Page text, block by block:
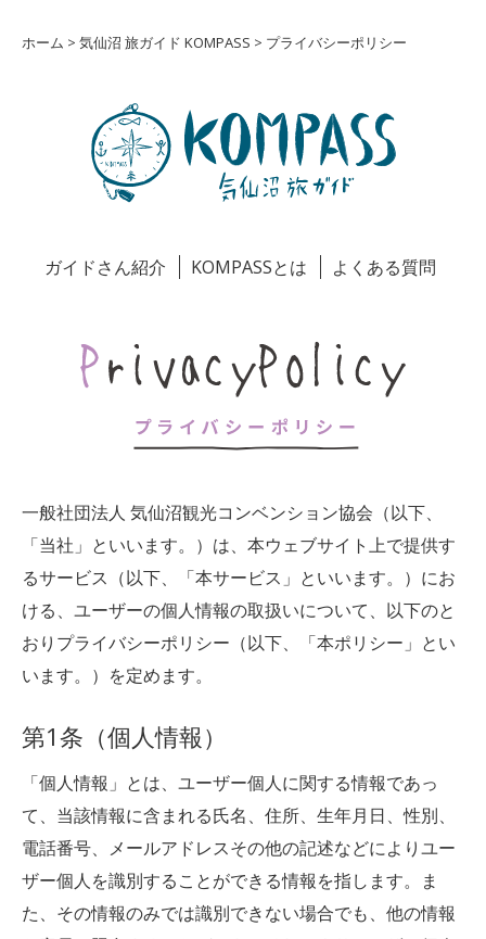
ホーム > 気仙沼 旅ガイド KOMPASS > プライバシーポリシー
ガイドさん紹介 KOMPASSとは よくある質問
一般社団法人 気仙沼観光コンベンション協会（以下、
「当社」といいます。）は、本ウェブサイト上で提供す
るサービス（以下、「本サービス」といいます。）にお
ける、ユーザーの個人情報の取扱いについて、以下のと
おりプライバシーポリシー（以下、「本ポリシー」とい
います。）を定めます。
第1条（個人情報）
「個人情報」とは、ユーザー個人に関する情報であっ
て、当該情報に含まれる氏名、住所、生年月日、性別、
電話番号、メールアドレスその他の記述などによりユー
ザー個人を識別することができる情報を指します。ま
た、その情報のみでは識別できない場合でも、他の情報